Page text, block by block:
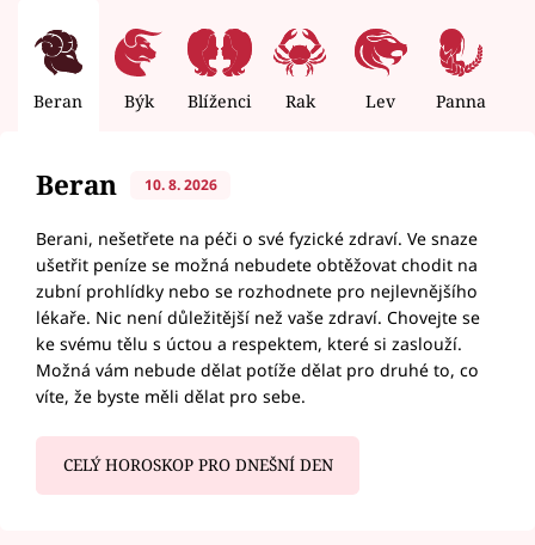
Beran Býk Blíženci Rak Lev Panna
Beran 10. 8. 2026
Berani, nešetřete na péči o své fyzické zdraví. Ve snaze
ušetřit peníze se možná nebudete obtěžovat chodit na
zubní prohlídky nebo se rozhodnete pro nejlevnějšího
lékaře. Nic není důležitější než vaše zdraví. Chovejte se
ke svému tělu s úctou a respektem, které si zaslouží.
Možná vám nebude dělat potíže dělat pro druhé to, co
víte, že byste měli dělat pro sebe.
CELÝ HOROSKOP PRO DNEŠNÍ DEN